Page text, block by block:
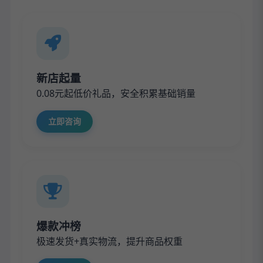
新店起量
0.08元起低价礼品，安全积累基础销量
立即咨询
爆款冲榜
极速发货+真实物流，提升商品权重